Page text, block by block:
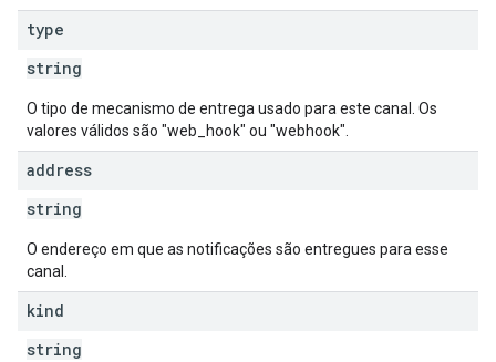
type
string
O tipo de mecanismo de entrega usado para este canal. Os
valores válidos são "web_hook" ou "webhook".
address
string
O endereço em que as notificações são entregues para esse
canal.
kind
string